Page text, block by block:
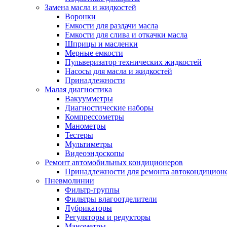
Замена масла и жидкостей
Воронки
Емкости для раздачи масла
Емкости для слива и откачки масла
Шприцы и масленки
Мерные емкости
Пульверизатор технических жидкостей
Насосы для масла и жидкостей
Принадлежности
Малая диагностика
Вакуумметры
Диагностические наборы
Компрессометры
Манометры
Тестеры
Мультиметры
Видеоэндоскопы
Ремонт автомобильных кондиционеров
Принадлежности для ремонта
Пневмолинии
Фильтр-группы
Фильтры влагоотделители
Лубрикаторы
Регуляторы и редукторы